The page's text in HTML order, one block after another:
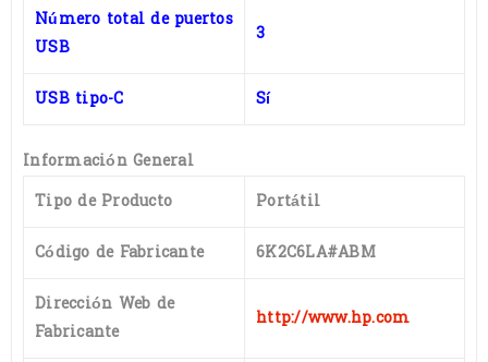
Número total de puertos
USB
3
USB tipo-C Sí
Información General
Tipo de Producto
Portátil
Código de Fabricante
6K2C6LA#ABM
Dirección Web de
Fabricante
http://www.hp.com